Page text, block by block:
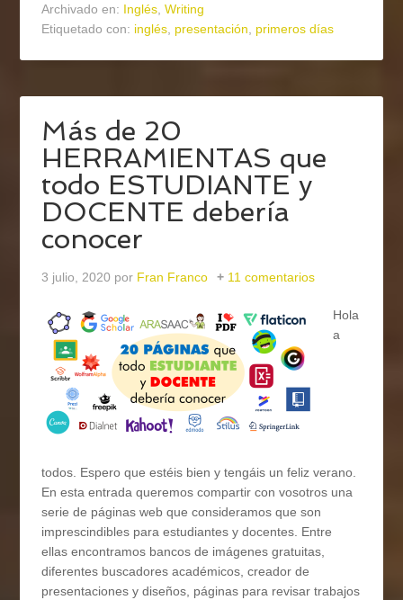
Archivado en: Inglés,Writing
Etiquetado con: inglés, presentación, primeros días
Más de 20
HERRAMIENTAS que
todo ESTUDIANTE y
DOCENTE debería
conocer
3 julio, 2020 por Fran Franco 11 comentarios
Hola
a
todos. Espero que estéis bien y tengáis un feliz verano.
En esta entrada queremos compartir con vosotros una
serie de páginas web que consideramos que son
imprescindibles para estudiantes y docentes. Entre
ellas encontramos bancos de imágenes gratuitas,
diferentes buscadores académicos, creador de
presentaciones y diseños, páginas para revisar trabajos